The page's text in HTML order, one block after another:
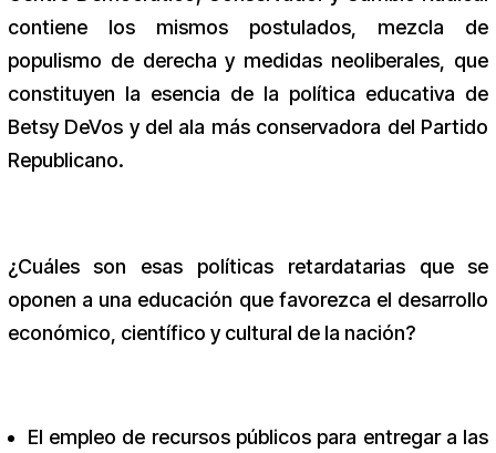
contiene los mismos postulados, mezcla de
populismo de derecha y medidas neoliberales, que
constituyen la esencia de la política educativa de
Betsy DeVos y del ala más conservadora del Partido
Republicano.
¿Cuáles son esas políticas retardatarias que se
oponen a una educación que favorezca el desarrollo
económico, científico y cultural de la nación?
El empleo de recursos públicos para entregar a las